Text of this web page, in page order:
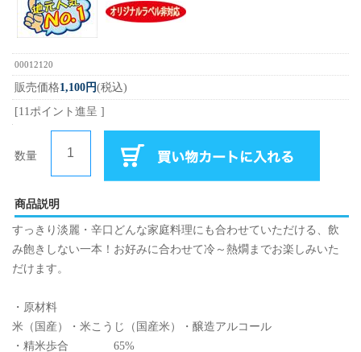
00012120
販売価格1,100円(税込)
[11ポイント進呈 ]
数量
商品説明
すっきり淡麗・辛口どんな家庭料理にも合わせていただける、飲
み飽きしない一本！お好みに合わせて冷～熱燗までお楽しみいた
だけます。
・原材料
米（国産）・米こうじ（国産米）・醸造アルコール
・精米歩合 65%